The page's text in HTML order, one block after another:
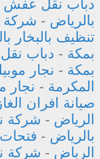
دباب نقل عفش
بالرياض - شركة
تنظيف بالبخار
بمكة - دباب
بمكة - نجار
المكرمة - نجار
صيانة افران
الرياض - شركة
بالرياض -
الرياض - شركة